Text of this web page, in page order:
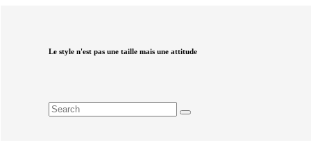
Le style n'est pas une taille mais une attitude